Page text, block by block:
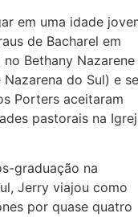
em uma idade
de Bacharel em
Bethany Nazarene
do Sul) e
Porters aceitaram
pastorais na
graduação na
Jerry viajou como
por quase quatro